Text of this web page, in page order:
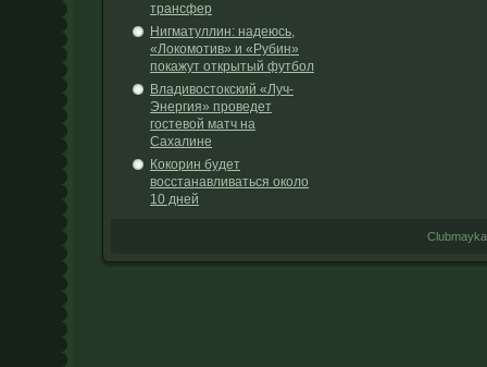
трансфер
Нигматуллин: надеюсь,
«Локомотив» и «Рубин»
покажут открытый футбол
Владивостокский «Луч-
Энергия» проведет
гостевой матч на
Сахалине
Кокорин будет
восстанавливаться около
10 дней